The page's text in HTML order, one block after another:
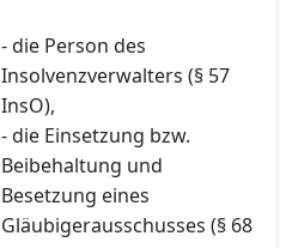
- die Person des
Insolvenzverwalters (§ 57
InsO),
- die Einsetzung bzw.
Beibehaltung und
Besetzung eines
Gläubigerausschusses (§ 68